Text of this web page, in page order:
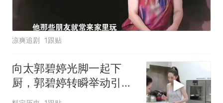
凉爽追剧 1跟贴
向太郭碧婷光脚一起下
厨，郭碧婷转瞬举动引关
注，展露豪门婆媳关系